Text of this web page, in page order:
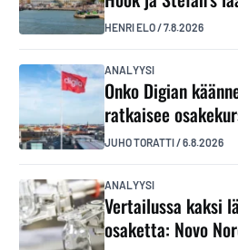
HENRI ELO/7.8.2026
ANALYYSI
Onko Digian
ratkaisee
JUHO TORATTI/6.8.2026
ANALYYSI
Vertailussa kaksi
osaketta: Novo